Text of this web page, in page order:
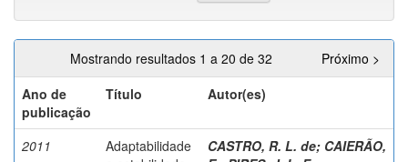
Mostrando resultados 1 a 20 de 32
Próximo >
Ano de
publicação
Título Autor(es)
2011
Adaptabilidade
CASTRO, R. L. de; CAIERÃO,